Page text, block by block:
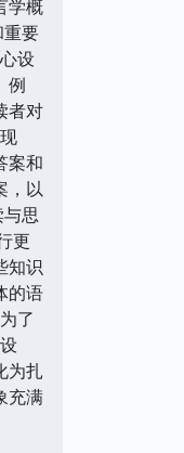
学概
要
设
例
者对
案和
，以
思
更
知识
的语
了
为扎
充满